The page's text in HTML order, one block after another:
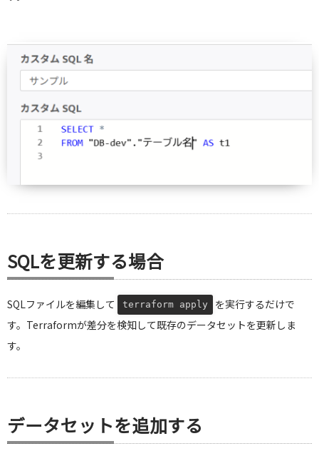
SQLを更新する場合
SQLファイルを編集して terraform apply
を実行するだけで
す。Terraformが差分を検知して既存のデータセットを更新しま
す。
データセットを追加する